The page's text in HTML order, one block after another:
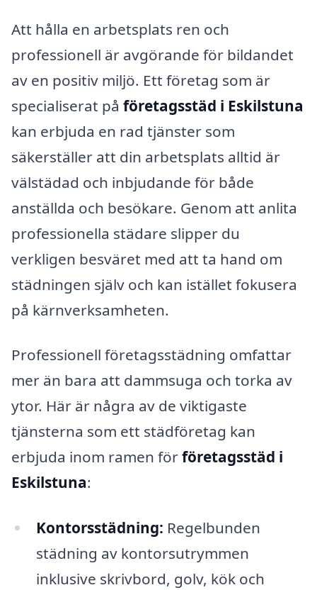
Att hålla en arbetsplats ren och
professionell är avgörande för bildandet
av en positiv miljö. Ett företag som är
specialiserat på företagsstäd i Eskilstuna
kan erbjuda en rad tjänster som
säkerställer att din arbetsplats alltid är
välstädad och inbjudande för både
anställda och besökare. Genom att anlita
professionella städare slipper du
verkligen besväret med att ta hand om
städningen själv och kan istället fokusera
på kärnverksamheten.
Professionell företagsstädning omfattar
mer än bara att dammsuga och torka av
ytor. Här är några av de viktigaste
tjänsterna som ett städföretag kan
erbjuda inom ramen förföretagsstäd i
Eskilstuna:
Kontorsstädning: Regelbunden
städning av kontorsutrymmen
inklusive skrivbord, golv, kök och